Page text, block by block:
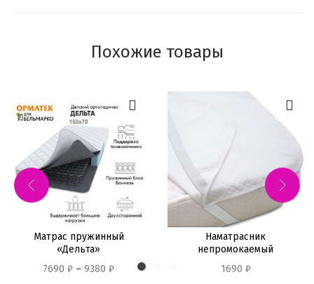
Похожие товары
Матрас пружинный
«Дельта»
7690 ₽ – 9380 ₽
Наматрасник
непромокаемый
1690 ₽